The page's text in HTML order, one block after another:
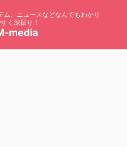
ム、ニュースなどなんでもわかり
く深掘り！
media